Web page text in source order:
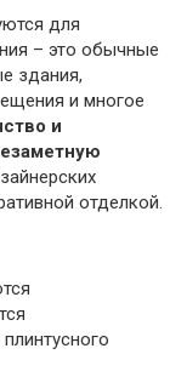
для
– это обычные
здания,
и многое
и
отделкой.